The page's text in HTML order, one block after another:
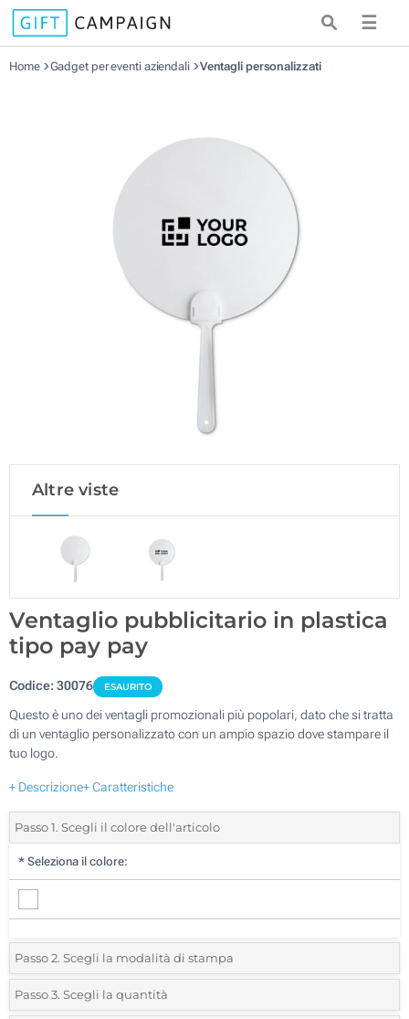
☰
Home Gadget per eventi aziendali Ventagli personalizzati
Altre viste
Ventaglio pubblicitario in plastica
tipo pay pay
Codice:30076 ESAURITO
Questo è uno dei ventagli promozionali più popolari, dato che si tratta
di un ventaglio personalizzato con un ampio spazio dove stampare il
tuo logo.
+ Descrizione+ Caratteristiche
Passo 1. Scegli il colore dell'articolo
* Seleziona il colore:
Passo 2. Scegli la modalità di stampa
*Seleziona la posizione di stampa e il colore del vostro logo:
Passo 3. Scegli la quantità